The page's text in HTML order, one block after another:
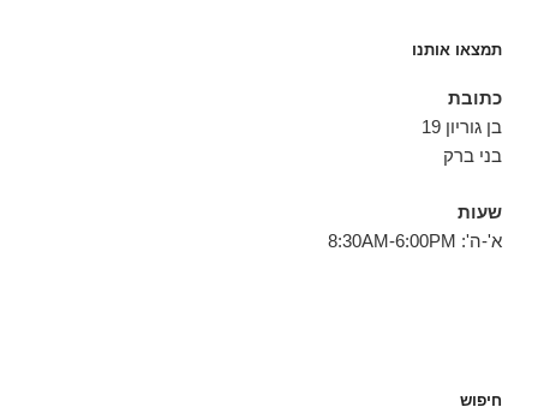
תמצאו אותנו
כתובת
בן גוריון 19
בני ברק
שעות
א'-ה': 8:30AM-6:00PM
חיפוש